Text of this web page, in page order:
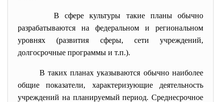
В сфере культуры такие планы обычно
разрабатываются на федеральном и региональном
уровнях (развития сферы, сети учреждений,
долгосрочные программы и т.п.).
В таких планах указываются обычно наиболее
общие показатели, характеризующие деятельность
учреждений на планируемый период. Среднесрочное